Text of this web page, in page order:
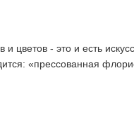
цветов - это и есть
«прессованная